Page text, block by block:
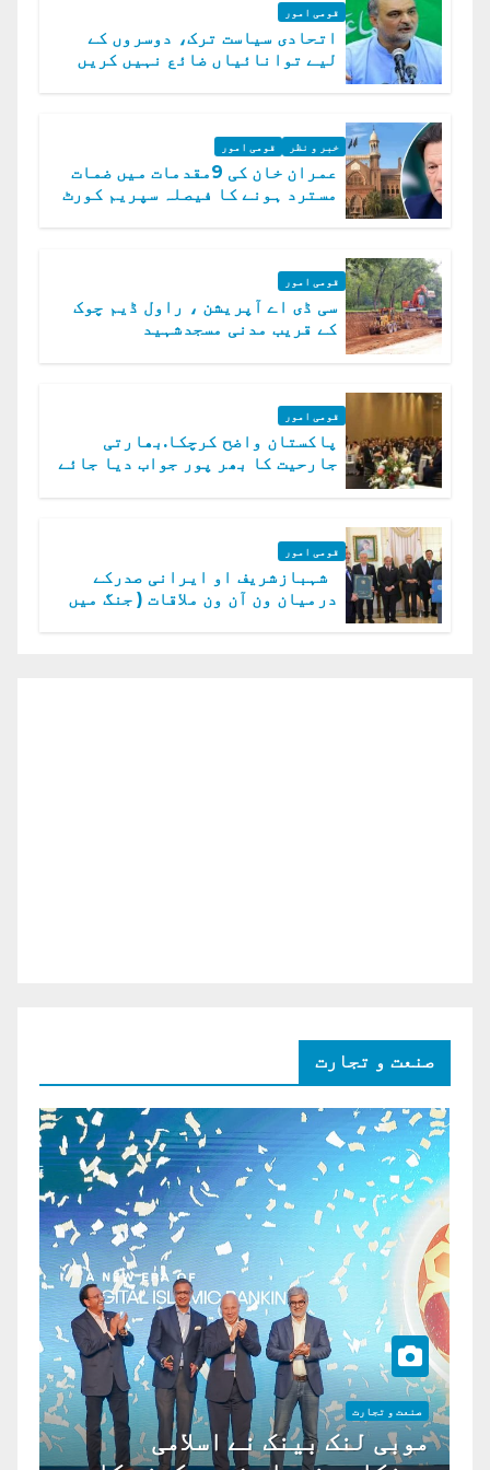
قومی امور
اتحادی سیاست ترک، دوسروں کے
لیے توانائیاں ضائع نہیں کریں
خبر و نظر قومی امور
عمران خان کی 9مقدمات میں ضمات
مسترد ہونے کا فیصلہ سپریم کورٹ
قومی امور
سی ڈی اے آپریشن ، راول ڈیم چوک
کے قریب مدنی مسجدشہید
قومی امور
پاکستان واضح کرچکا.بھارتی
جارحیت کا بھر پور جواب دیا جائے
قومی امور
شہبازشریف او ایرانی صدرکے
درمیان ون آن ون ملاقات ( جنگ میں
صنعت و تجارت
صنعت و تجارت
موبی لنک بینک نے اسلامی